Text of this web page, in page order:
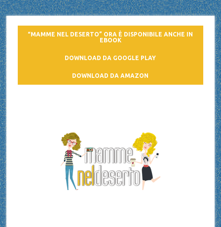
“MAMME NEL DESERTO” ORA È DISPONIBILE ANCHE IN
EBOOK
DOWNLOAD DA GOOGLE PLAY
DOWNLOAD DA AMAZON